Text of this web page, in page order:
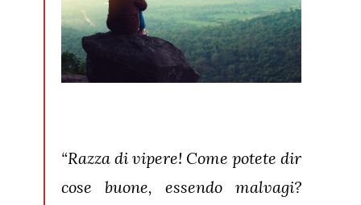
“Razza di vipere! Come potete dir
cose buone, essendo malvagi?